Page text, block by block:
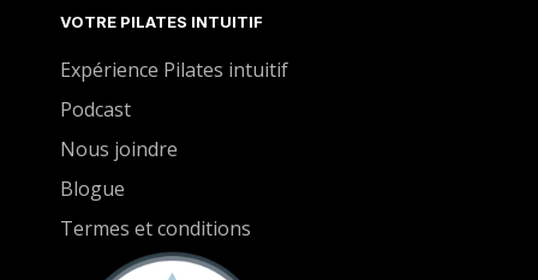
VOTRE PILATES INTUITIF
Expérience Pilates intuitif
Podcast
Nous joindre
Blogue
Termes et conditions